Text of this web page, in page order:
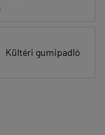
Kültéri gumipadló